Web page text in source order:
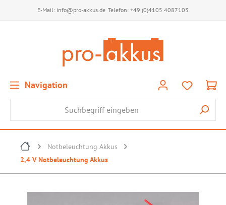
E-Mail: info@pro-akkus.de Telefon: +49 (0)4105 4087103
Navigation
Notbeleuchtung Akkus
2,4 V Notbeleuchtung Akkus